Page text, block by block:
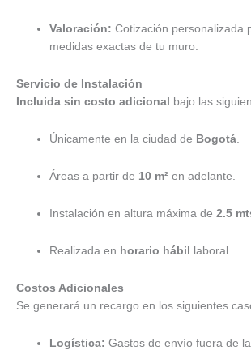
Valoración: Cotización personalizada
medidas exactas de tu muro.
Servicio de Instalación
Incluida sin costo adicional
bajo las
Únicamente en la ciudad de Bogotá
Áreas a partir de 10 m² en adelante.
Instalación en altura máxima de2.5
Realizada en horario hábil laboral.
Costos Adicionales
Se generará un recargo en los siguientes
Logística: Gastos de envío fuera de